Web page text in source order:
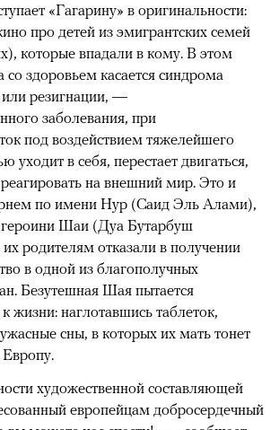
«Гагарину» в оригинальности:
про детей из эмигрантских семей
которые впадали в кому. В этом
со здоровьем касается синдрома
или резигнации, —
заболевания, при
под воздействием тяжелейшего
уходит в себя, перестает двигаться,
реагировать на внешний мир. Это и
по имени Нур (Саид Эль Алами),
героини Шаи (Дуа Бутарбуш
родителям отказали в получении
в одной из благополучных
Безутешная Шая пытается
жизни: наглотавшись таблеток,
сны, в которых их мать тонет
художественной составляющей
европейцам добросердечный